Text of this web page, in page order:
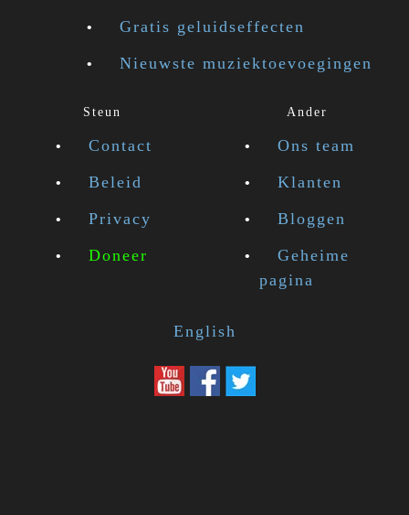
Gratis geluidseffecten
Nieuwste muziektoevoegingen
Steun
Contact
Beleid
Privacy
Doneer
Ander
Ons team
Klanten
Bloggen
Geheime
pagina
English